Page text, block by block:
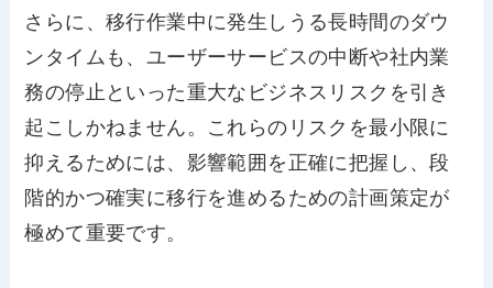
さらに、移行作業中に発生しうる長時間のダウ
ンタイムも、ユーザーサービスの中断や社内業
務の停止といった重大なビジネスリスクを引き
起こしかねません。これらのリスクを最小限に
抑えるためには、影響範囲を正確に把握し、段
階的かつ確実に移行を進めるための計画策定が
極めて重要です。